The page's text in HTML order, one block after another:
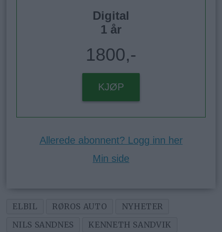
Digital
1 år
1800,-
KJØP
Allerede abonnent? Logg inn her
Min side
ELBIL RØROS AUTO
NYHETER
NILS SANDNES
KENNETH SANDVIK